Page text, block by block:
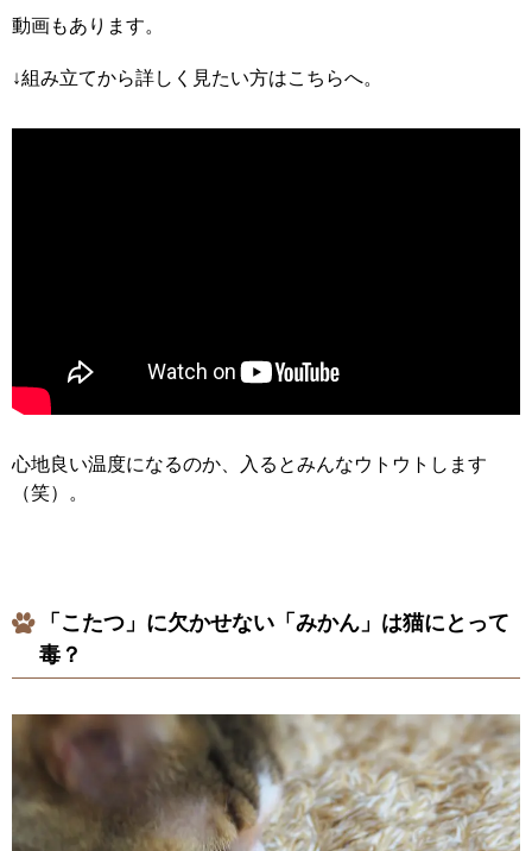
動画もあります。
↓組み立てから詳しく見たい方はこちらへ。
心地良い温度になるのか、入るとみんなウトウトします
（笑）。
「こたつ」に欠かせない「みかん」は猫にとって
毒？